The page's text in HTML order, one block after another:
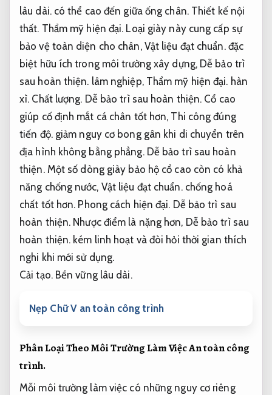
lâu dài.có thể cao đến giữa ống chân. Thiết kế nội
thất. Thẩm mỹ hiện đại. Loại giày này cung cấp sự
bảo vệ toàn diện cho chân, Vật liệu đạt chuẩn.đặc
biệt hữu ích trong môi trường xây dựng, Dễ bảo trì
sau hoàn thiện. lâm nghiệp, Thẩm mỹ hiện đại. hàn
xì. Chất lượng. Dễ bảo trì sau hoàn thiện. Cổ cao
giúp cố định mắt cá chân tốt hơn, Thi công đúng
tiến độ.giảm nguy cơ bong gân khi di chuyển trên
địa hình không bằng phẳng. Dễ bảo trì sau hoàn
thiện.Một số dòng giày bảo hộ cổ cao còn có khả
năng chống nước, Vật liệu đạt chuẩn.chống hoá
chất tốt hơn. Phong cách hiện đại. Dễ bảo trì sau
hoàn thiện. Nhược điểm là nặng hơn, Dễ bảo trì sau
hoàn thiện. kém linh hoạt và đòi hỏi thời gian thích
nghi khi mới sử dụng.
Cải tạo. Bền vững lâu dài.
Nẹp Chữ V an toàn công trình
Phân Loại Theo Môi Trường Làm ViệcAn toàn công
trình.
Mỗi môi trường làm việc có những nguy cơ riêng